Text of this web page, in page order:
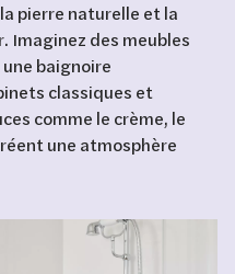
pierre naturelle et la
Imaginez des meubles
baignoire
classiques et
comme le crème, le
une atmosphère